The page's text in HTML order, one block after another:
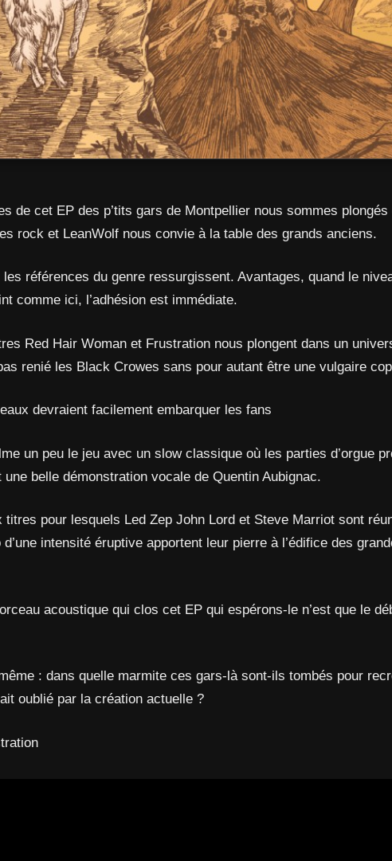
de cet EP des p’tits gars de Montpellier nous sommes plongés
rock et LeanWolf nous convie à la table des grands anciens.
les références du genre ressurgissent. Avantages, quand le
comme ici, l’adhésion est immédiate.
Red Hair Woman et Frustration nous plongent dans un
renié les Black Crowes sans pour autant être une vulgaire
devraient facilement embarquer les fans
un peu le jeu avec un slow classique où les parties d’orgue
belle démonstration vocale de Quentin Aubignac.
titres pour lesquels Led Zep John Lord et Steve Marriot sont
intensité éruptive apportent leur pierre à l’édifice des
acoustique qui clos cet EP qui espérons-le n’est que le
: dans quelle marmite ces gars-là sont-ils tombés pour
oublié par la création actuelle ?